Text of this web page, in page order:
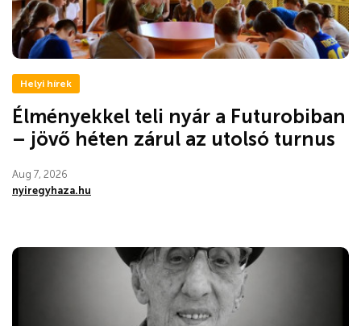
Helyi hírek
Élményekkel teli nyár a Futurobiban
– jövő héten zárul az utolsó turnus
Aug 7, 2026
nyiregyhaza.hu